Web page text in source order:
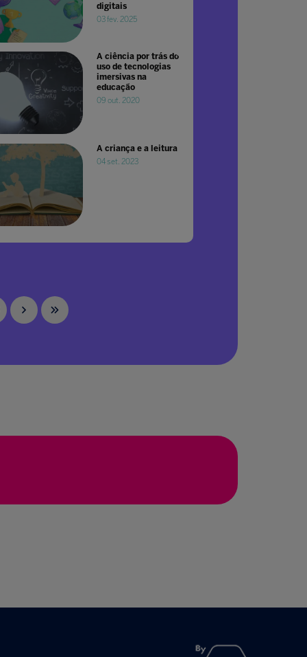
digitais
03 fev. 2025
A ciência por trás do
uso de tecnologias
imersivas na
educação
09 out. 2020
A criança e a leitura
04 set. 2023